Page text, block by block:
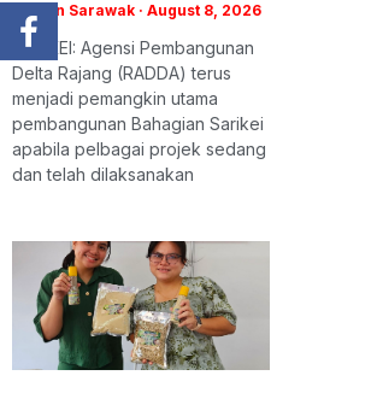
Utusan Sarawak August 8, 2026
SARIKEI: Agensi Pembangunan
Delta Rajang (RADDA) terus
menjadi pemangkin utama
pembangunan Bahagian Sarikei
apabila pelbagai projek sedang
dan telah dilaksanakan